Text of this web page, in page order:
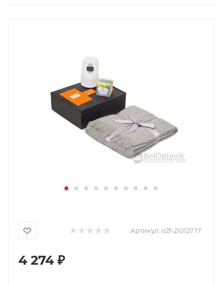
Артикул: o2f-210127.17
4 274 ₽